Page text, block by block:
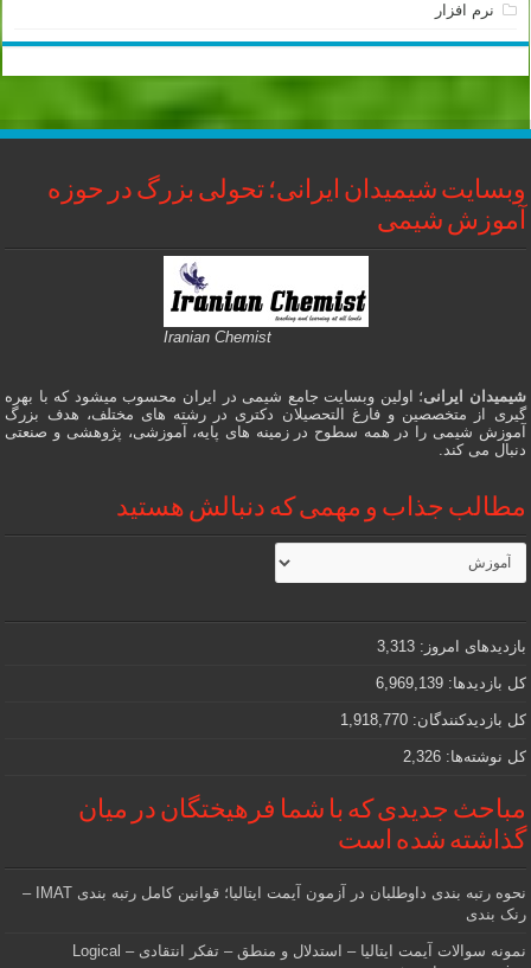
نرم افزار
وبسایت شیمیدان ایرانی؛ تحولی بزرگ در حوزه
آموزش شیمی
Iranian Chemist
شیمیدان ایرانی؛ اولین وبسایت جامع شیمی در ایران محسوب میشود که با بهره
گیری از متخصصین و فارغ التحصیلان دکتری در رشته های مختلف، هدف بزرگ
آموزش شیمی را در همه سطوح در زمینه های پایه، آموزشی، پژوهشی و صنعتی
دنبال می کند.
مطالب جذاب و مهمی که دنبالش هستید
مطالب
جذاب
و
که
دنبالش
هستید
بازدیدهای امروز: 3,313
کل بازدیدها: 6,969,139
کل بازدیدکنند‌گان: 1,918,770
کل نوشته‌ها: 2,326
مباحث جدیدی که با شما فرهیختگان در میان
گذاشته شده است
نحوه رتبه بندی داوطلبان در آزمون آیمت ایتالیا؛ قوانین کامل رتبه بندی IMAT –
رنک بندی
نمونه سوالات آیمت ایتالیا – استدلال و منطق – تفکر انتقادی – Logical